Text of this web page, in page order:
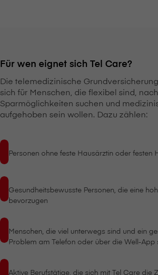
Für wen eignet sich Tel Care?
Die telemedizinische
sich für Menschen, die flexibel sind, nach
Sparmöglichkeiten suchen und
aufgehoben sein wollen. Dazu zählen:
Personen ohne feste Hausärztin oder festen
Gesundheitsbewusste Personen, die eine
bevorzugen
Menschen, die viel unterwegs sind und ein
Problem am Telefon oder über die Well-App
Aktive Berufstätige, die sich mit Tel Care die